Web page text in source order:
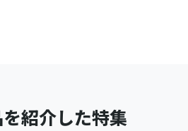
紹介した特集